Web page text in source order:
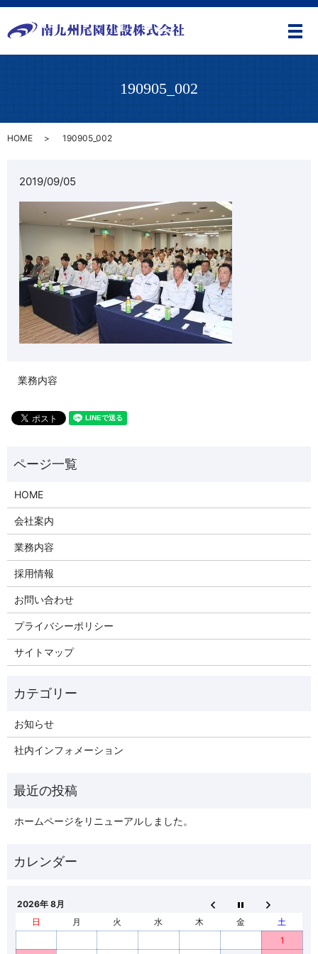
メ
190905_002
HOME 190905_002
2019/09/05
業務内容
HOME
会社案内
業務内容
採用情報
お問い合わせ
プライバシーポリシー
サイトマップ
お知らせ
社内インフォメーション
ホームページをリニューアルしました。
2026年 8月
日
月 火 水 木 金
土
1